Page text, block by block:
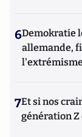
6Demokratie
allemande,
7Et si nos
génération